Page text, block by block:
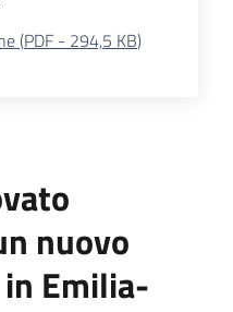
(PDF - 294,5 KB)
nuovo
Emilia-